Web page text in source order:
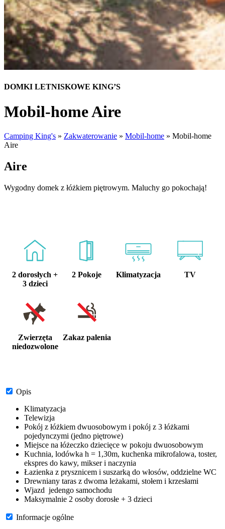
DOMKI LETNISKOWE KING’S
Mobil-homeAire
Camping King's » Zakwaterowanie » Mobil-home » Mobil-home
Aire
Aire
Wygodny domek z łóżkiem piętrowym. Maluchy go pokochają!
2 dorosłych +
3 dzieci
2 Pokoje Klimatyzacja TV
Zwierzęta
niedozwolone
Zakaz palenia
Opis
Klimatyzacja
Telewizja
Pokój z łóżkiem dwuosobowym i pokój z 3 łóżkami
pojedynczymi (jedno piętrowe)
Miejsce na łóżeczko dziecięce w pokoju dwuosobowym
Kuchnia, lodówka h = 1,30m, kuchenka mikrofalowa, toster,
ekspres do kawy, mikser i naczynia
Łazienka z prysznicem i suszarką do włosów, oddzielne WC
Drewniany taras z dwoma leżakami, stołem i krzesłami
Wjazd jedengo samochodu
Maksymalnie 2 osoby dorosłe + 3 dzieci
Informacje ogólne